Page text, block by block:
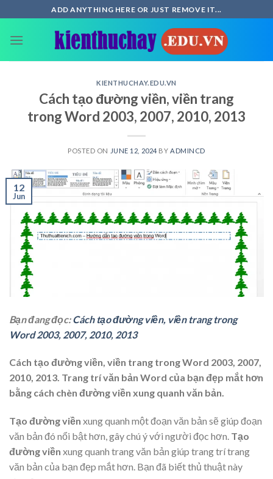
to
content
ADD ANYTHING HERE OR JUST REMOVE IT...
KIENTHUCHAY.EDU.VN
Cách tạo đường viền, viền trang
trong Word 2003, 2007, 2010, 2013
POSTED ON JUNE 12, 2024 BY ADMINCD
12
Jun
Bạn đang đọc:Cách tạo đường viền, viền trang trong
Word 2003, 2007, 2010, 2013
Cách tạo đường viền, viền trang trong Word 2003, 2007,
2010, 2013. Trang trí văn bản Word của bạn đẹp mắt hơn
bằng cách chèn đường viền xung quanh văn bản.
Tạo đường viền xung quanh một đoạn văn bản sẽ giúp đoạn
văn bản đó nổi bật hơn, gây chú ý với người đọc hơn. Tạo
đường viền xung quanh trang văn bản giúp trang trí trang
văn bản của bạn đẹp mắt hơn. Bạn đã biết thủ thuật này